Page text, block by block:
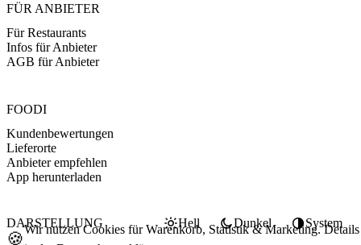
FÜR ANBIETER
Für Restaurants
Infos für Anbieter
AGB für Anbieter
FOODI
Kundenbewertungen
Lieferorte
Anbieter empfehlen
App herunterladen
DARSTELLUNG Hell Dunkel System
🍪Wir nutzen Cookies für Warenkorb, Statistik & Marketing. Details